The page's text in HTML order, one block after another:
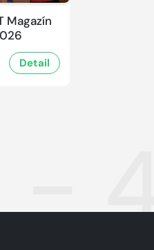
Magazín
Detail